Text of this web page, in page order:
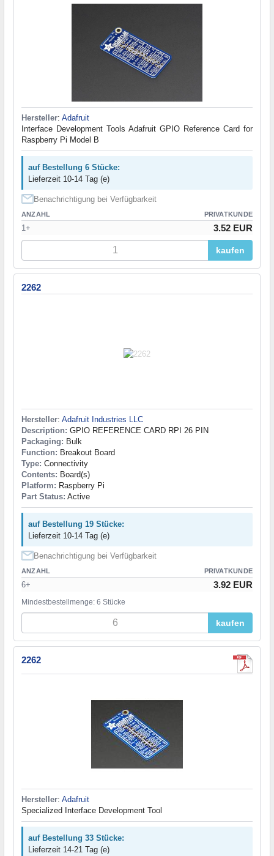
Hersteller: Adafruit
Interface Development Tools Adafruit GPIO Reference Card for
Raspberry Pi Model B
auf Bestellung 6 Stücke:
Lieferzeit 10-14 Tag (e)
Benachrichtigung bei Verfügbarkeit
ANZAHL PRIVATKUNDE
1+ 3.52 EUR
kaufen
2262
Hersteller: Adafruit Industries LLC
Description: GPIO REFERENCE CARD RPI 26 PIN
Packaging: Bulk
Function: Breakout Board
Type: Connectivity
Contents: Board(s)
Platform: Raspberry Pi
Part Status: Active
auf Bestellung 19 Stücke:
Lieferzeit 10-14 Tag (e)
Benachrichtigung bei Verfügbarkeit
ANZAHL PRIVATKUNDE
6+ 3.92 EUR
Mindestbestellmenge: 6 Stücke
kaufen
2262
Hersteller: Adafruit
Specialized Interface Development Tool
auf Bestellung 33 Stücke:
Lieferzeit 14-21 Tag (e)